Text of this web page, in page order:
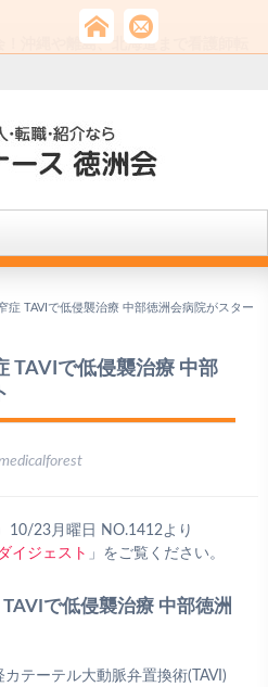
沖縄や離島、北海道まで看護師転
症 TAVIで低侵襲治療 中部徳洲会病院がスター
TAVIで低侵襲治療 中部
10/23月曜日 NO.1412より
イジェスト 」をご覧ください。
で低侵襲治療 中部徳洲
テーテル大動脈弁置換術(TAVI)